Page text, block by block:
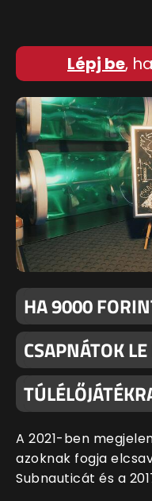
Lépj be,
HA 9000
CSAPNÁTOK
A 2021-ben
azoknak fogja
Subnauticát és a